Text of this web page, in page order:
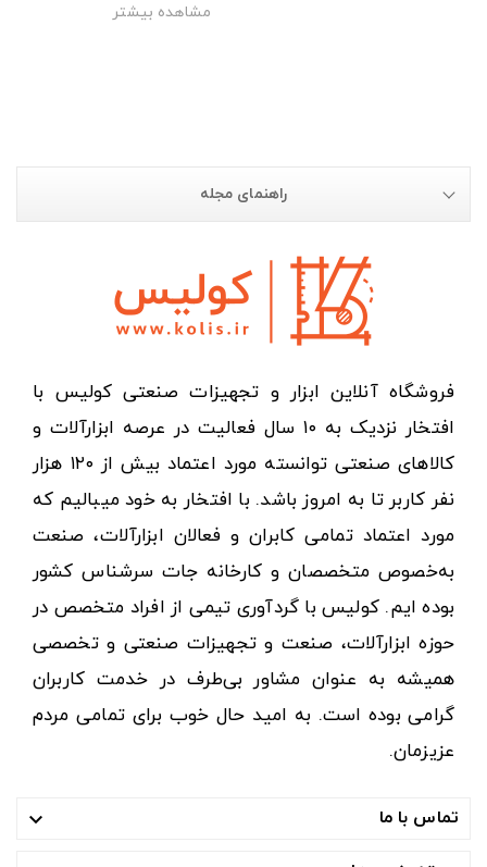
مشاهده بیشتر
راهنمای مجله
فروشگاه آنلاین ابزار و تجهیزات صنعتی کولیس با
افتخار نزدیک به ۱۰ سال فعالیت در عرصه ابزارآلات و
کالاهای صنعتی توانسته مورد اعتماد بیش از ۱۲۰ هزار
نفر کاربر تا به امروز باشد. با افتخار به خود میبالیم که
مورد اعتماد تمامی کابران و فعالان ابزارآلات، صنعت
به‌خصوص متخصصان و کارخانه جات سرشناس کشور
بوده ایم. کولیس با گردآوری تیمی از افراد متخصص در
حوزه ابزارآلات، صنعت و تجهیزات صنعتی و تخصصی
همیشه به عنوان مشاور بی‌طرف در خدمت کاربران
گرامی بوده است. به امید حال خوب برای تمامی مردم
عزیزمان.
تماس با ما 